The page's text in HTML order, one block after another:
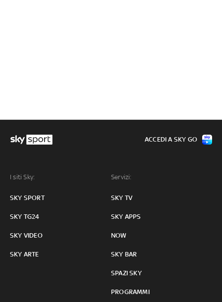
I siti Sky:
SKY SPORT
SKY TG24
SKY VIDEO
SKY ARTE
Servizi:
SKY TV
SKY APPS
NOW
SKY BAR
SPAZI SKY
PROGRAMMI
ACCEDI A SKY GO